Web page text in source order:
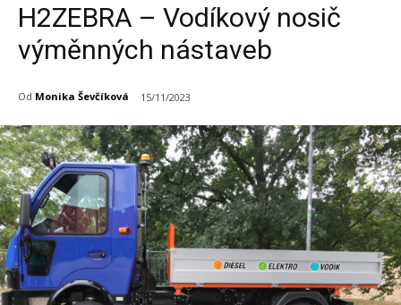
H2ZEBRA – Vodíkový nosič
výměnných nástaveb
Od Monika Ševčíková 15/11/2023